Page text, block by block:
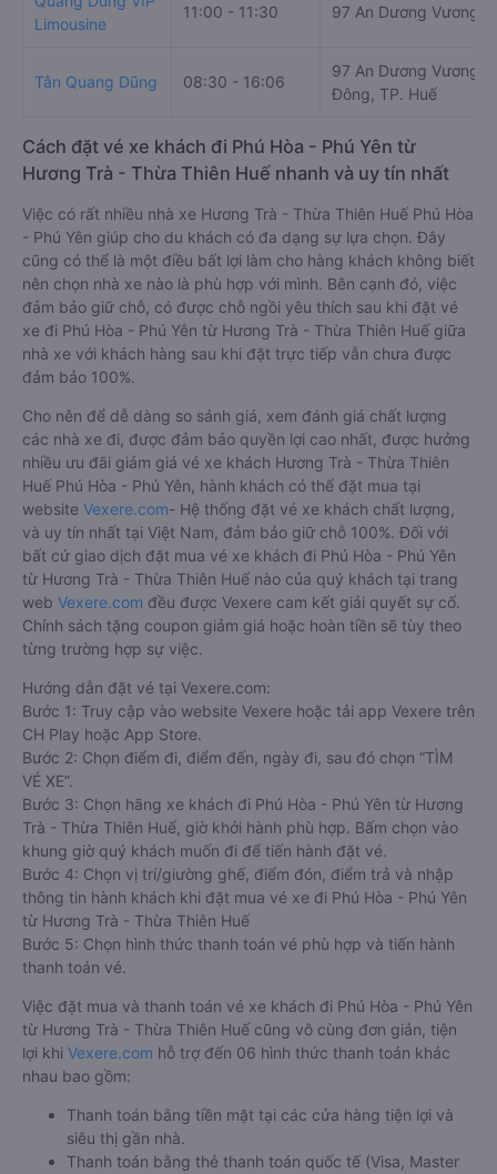
Limousine
11:00 - 11:30 97 An Dương Vương
Tân Quang Dũng 08:30 - 16:06
97 An Dương Vương,
Đông, TP. Huế
Cách đặt vé xe khách đi Phú Hòa - Phú Yên từ
Hương Trà - Thừa Thiên Huế nhanh và uy tín nhất
Việc có rất nhiều nhà xe Hương Trà - Thừa Thiên Huế Phú Hòa
- Phú Yên giúp cho du khách có đa dạng sự lựa chọn. Đây
cũng có thể là một điều bất lợi làm cho hàng khách không biết
nên chọn nhà xe nào là phù hợp với mình. Bên cạnh đó, việc
đảm bảo giữ chỗ, có được chỗ ngồi yêu thích sau khi đặt vé
xe đi Phú Hòa - Phú Yên từ Hương Trà - Thừa Thiên Huế giữa
nhà xe với khách hàng sau khi đặt trực tiếp vẫn chưa được
đảm bảo 100%.
Cho nên để dễ dàng so sánh giá, xem đánh giá chất lượng
các nhà xe đi, được đảm bảo quyền lợi cao nhất, được hưởng
nhiều ưu đãi giảm giá vé xe khách Hương Trà - Thừa Thiên
Huế Phú Hòa - Phú Yên, hành khách có thể đặt mua tại
website Vexere.com- Hệ thống đặt vé xe khách chất lượng,
và uy tín nhất tại Việt Nam, đảm bảo giữ chỗ 100%. Đối với
bất cứ giao dịch đặt mua vé xe khách đi Phú Hòa - Phú Yên
từ Hương Trà - Thừa Thiên Huế nào của quý khách tại trang
web Vexere.com đều được Vexere cam kết giải quyết sự cố.
Chính sách tặng coupon giảm giá hoặc hoàn tiền sẽ tùy theo
từng trường hợp sự việc.
Hướng dẫn đặt vé tại Vexere.com:
Bước 1: Truy cập vào website Vexere hoặc tải app Vexere trên
CH Play hoặc App Store.
Bước 2: Chọn điểm đi, điểm đến, ngày đi, sau đó chọn “TÌM
VÉ XE”.
Bước 3: Chọn hãng xe khách đi Phú Hòa - Phú Yên từ Hương
Trà - Thừa Thiên Huế, giờ khởi hành phù hợp. Bấm chọn vào
khung giờ quý khách muốn đi để tiến hành đặt vé.
Bước 4: Chọn vị trí/giường ghế, điểm đón, điểm trả và nhập
thông tin hành khách khi đặt mua vé xe đi Phú Hòa - Phú Yên
từ Hương Trà - Thừa Thiên Huế
Bước 5: Chọn hình thức thanh toán vé phù hợp và tiến hành
thanh toán vé.
Việc đặt mua và thanh toán vé xe khách đi Phú Hòa - Phú Yên
từ Hương Trà - Thừa Thiên Huế cũng vô cùng đơn giản, tiện
lợi khi Vexere.com hỗ trợ đến 06 hình thức thanh toán khác
nhau bao gồm:
Thanh toán bằng tiền mặt tại các cửa hàng tiện lợi và
siêu thị gần nhà.
Thanh toán bằng thẻ thanh toán quốc tế (Visa, Master